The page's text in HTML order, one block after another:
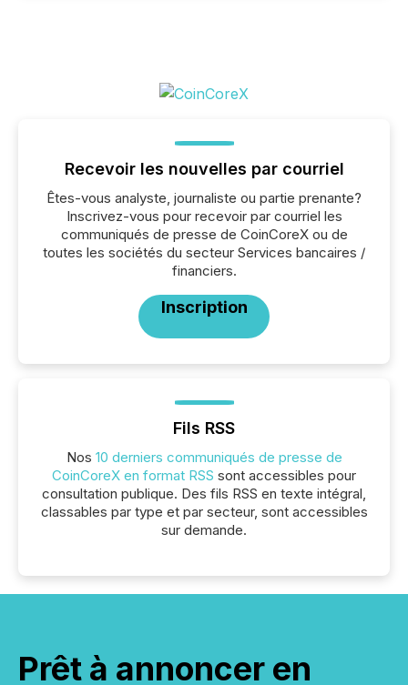
Recevoir les nouvelles par courriel
Êtes-vous analyste, journaliste ou partie prenante?
Inscrivez-vous pour recevoir par courriel les
communiqués de presse de CoinCoreX ou de
toutes les sociétés du secteur Services bancaires /
financiers.
Inscription
Fils RSS
Nos 10 derniers communiqués de presse de
CoinCoreX en format RSS sont accessibles pour
consultation publique. Des fils RSS en texte intégral,
classables par type et par secteur, sont accessibles
sur demande.
Prêt à annoncer en